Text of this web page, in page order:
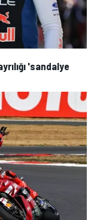
'sandalye